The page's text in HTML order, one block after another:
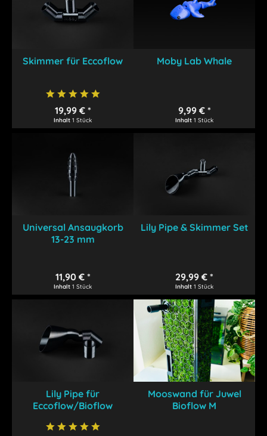
Skimmer für Eccoflow
19,99 € *
Inhalt1 Stück
Moby Lab Whale
9,99 € *
Inhalt1 Stück
Universal Ansaugkorb
13-23 mm
11,90 € *
Inhalt1 Stück
Lily Pipe & Skimmer Set
29,99 € *
Inhalt1 Stück
Lily Pipe für
Eccoflow/Bioflow
Mooswand für Juwel
Bioflow M